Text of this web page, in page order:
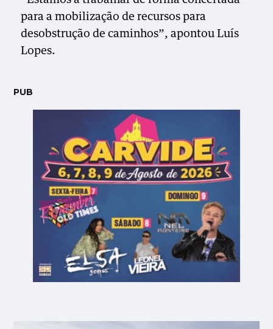
para a mobilização de recursos para
desobstrução de caminhos”, apontou Luís
Lopes.
PUB